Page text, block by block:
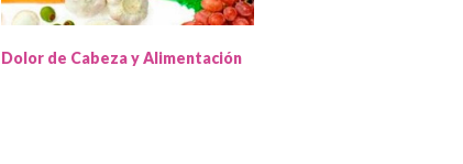
Dolor de Cabeza y Alimentación